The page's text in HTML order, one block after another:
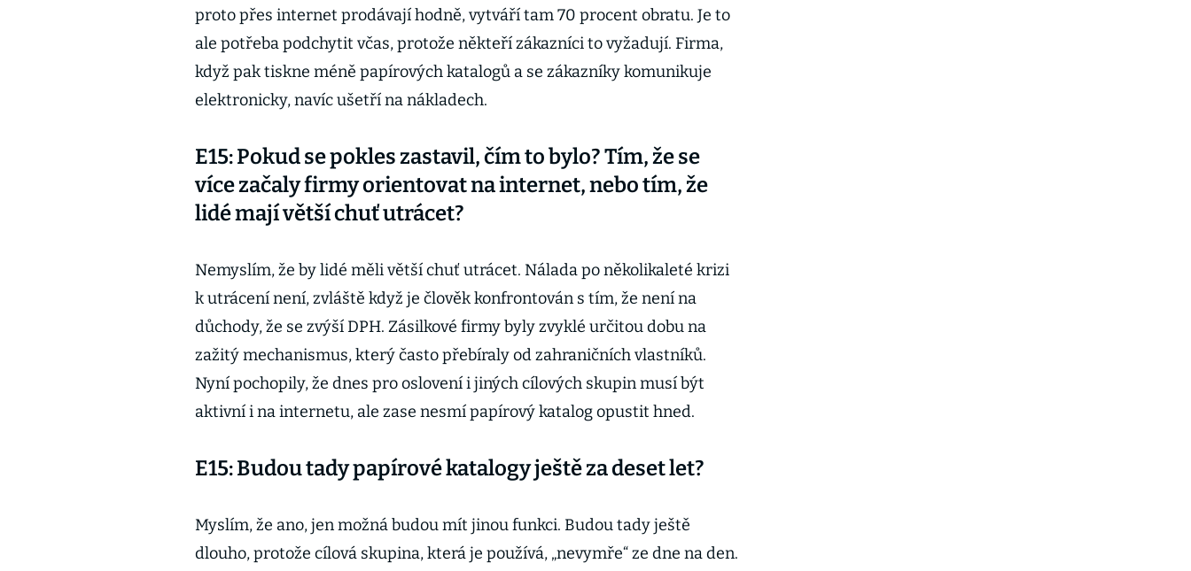
proto přes internet prodávají hodně, vytváří tam 70 procent obratu. Je to
ale potřeba podchytit včas, protože někteří zákazníci to vyžadují. Firma,
když pak tiskne méně papírových katalogů a se zákazníky komunikuje
elektronicky, navíc ušetří na nákladech.
E15: Pokud se pokles zastavil, čím to bylo? Tím, že se
více začaly firmy orientovat na internet, nebo tím, že
lidé mají větší chuť utrácet?
Nemyslím, že by lidé měli větší chuť utrácet. Nálada po několikaleté krizi
k utrácení není, zvláště když je člověk konfrontován s tím, že není na
důchody, že se zvýší DPH. Zásilkové firmy byly zvyklé určitou dobu na
zažitý mechanismus, který často přebíraly od zahraničních vlastníků.
Nyní pochopily, že dnes pro oslovení i jiných cílových skupin musí být
aktivní i na internetu, ale zase nesmí papírový katalog opustit hned.
E15: Budou tady papírové katalogy ještě za deset let?
Myslím, že ano, jen možná budou mít jinou funkci. Budou tady ještě
dlouho, protože cílová skupina, která je používá, „nevymře“ ze dne na den.